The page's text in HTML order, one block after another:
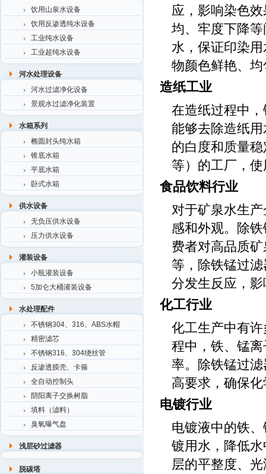
饮用山泉水设备
饮用反渗透纯水设备
工业纯水设备
工业超纯水设备
河水处理设备
河水过滤净化设备
景观水过滤净化装置
水箱系列
椭圆封头纯水箱
锥底水箱
平底水箱
卧式水箱
供水设备
无负压供水设备
压力供水设备
灌装设备
小瓶灌装设备
5加仑大桶灌装设备
水处理配件
不锈钢304、316、ABS水帽
精密滤芯
不锈钢316、304绕丝管
反渗透膜壳、卡箍
全自动控制头
阴阳离子交换树脂
填料（滤料）
臭氧曝气盘
浅层砂过滤器
脱碳塔
应，影响染色
均、牢度下降
水，保证印染
物颜色鲜艳、
造纸工业
在造纸过程中
能够去除造纸
的白度和质量
等）的工厂，
食品饮料行业
对于矿泉水生
感和外观。除
费者对高品质
等，除铁锰过
分发生反应，
化工行业
化工生产中有
程中，铁、锰
率。除铁锰过
高要求，确保
电镀行业
电镀液中的铁
镀用水，降低
层的平整度、